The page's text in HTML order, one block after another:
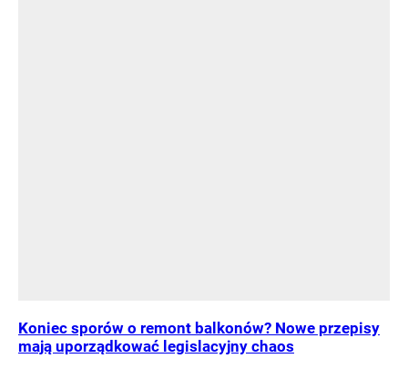
Koniec sporów o remont balkonów? Nowe przepisy
mają uporządkować legislacyjny chaos